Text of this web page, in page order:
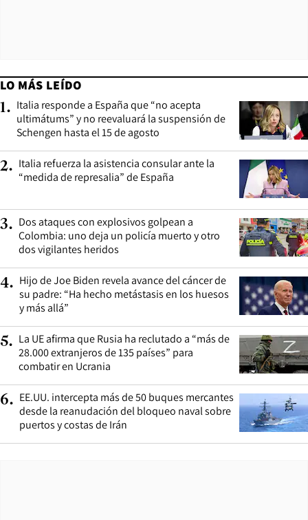
LO MÁS LEÍDO
1. Italia responde a España que “no acepta
ultimátums” y no reevaluará la suspensión de
Schengen hasta el 15 de agosto
2. Italia refuerza la asistencia consular ante la
“medida de represalia” de España
3. Dos ataques con explosivos golpean a
Colombia: uno deja un policía muerto y otro
dos vigilantes heridos
4. Hijo de Joe Biden revela avance del cáncer de
su padre: “Ha hecho metástasis en los huesos
y más allá”
5. La UE afirma que Rusia ha reclutado a “más de
28.000 extranjeros de 135 países” para
combatir en Ucrania
6. EE.UU. intercepta más de 50 buques mercantes
desde la reanudación del bloqueo naval sobre
puertos y costas de Irán